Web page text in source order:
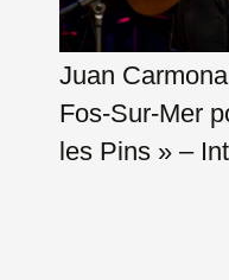
Juan
Fos-Sur-Mer
les Pins » –